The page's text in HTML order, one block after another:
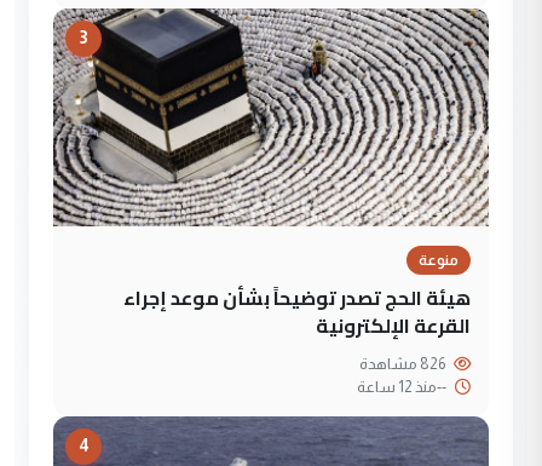
3
منوعة
هيئة الحج تصدر توضيحاً بشأن موعد إجراء
القرعة الإلكترونية
--منذ 12 ساعة
4